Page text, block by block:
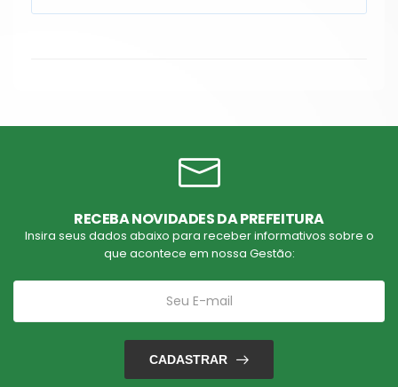
RECEBA NOVIDADES DA PREFEITURA
Insira seus dados abaixo para receber informativos sobre o
que acontece em nossa Gestão:
CADASTRAR